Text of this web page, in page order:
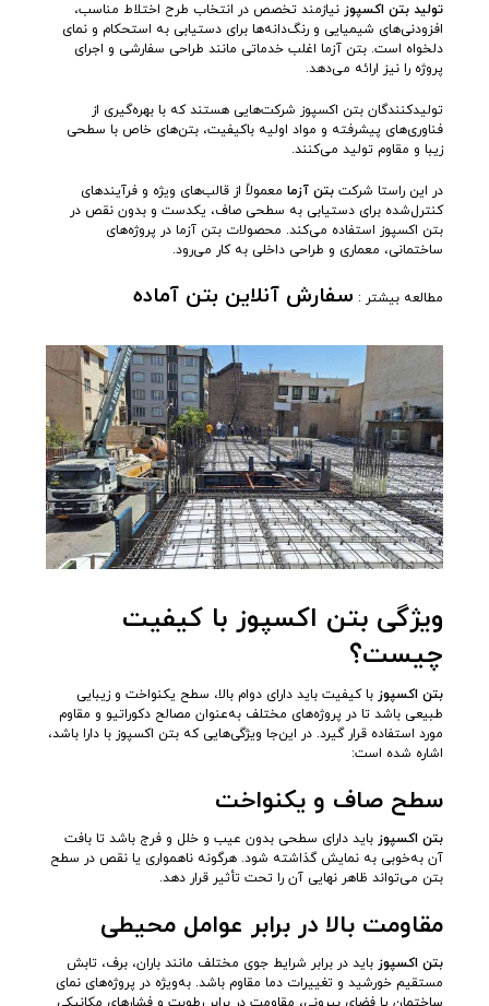
تولید بتن اکسپوز نیازمند تخصص در انتخاب طرح اختلاط مناسب،
افزودنی‌های شیمیایی و رنگ‌دانه‌ها برای دستیابی به استحکام و نمای
دلخواه است. بتن آزما اغلب خدماتی مانند طراحی سفارشی و اجرای
پروژه را نیز ارائه می‌دهد.
تولیدکنندگان بتن اکسپوز شرکت‌هایی هستند که با بهره‌گیری از
فناوری‌های پیشرفته و مواد اولیه باکیفیت، بتن‌های خاص با سطحی
زیبا و مقاوم تولید می‌کنند.
در این راستا شرکتبتن آزما معمولاً از قالب‌های ویژه و فرآیندهای
کنترل‌شده برای دستیابی به سطحی صاف، یکدست و بدون نقص در
بتن اکسپوز استفاده می‌کند. محصولات بتن آزما در پروژه‌های
ساختمانی، معماری و طراحی داخلی به کار می‌رود.
مطالعه بیشتر : سفارش آنلاین بتن آماده
ویژگی بتن اکسپوز با کیفیت
چیست؟
بتن اکسپوز با کیفیت باید دارای دوام بالا، سطح یکنواخت و زیبایی
طبیعی باشد تا در پروژه‌های مختلف به‌عنوان مصالح دکوراتیو و مقاوم
مورد استفاده قرار گیرد. در این‌جا ویژگی‌هایی که بتن اکسپوز با دارا باشد،
اشاره شده است:
سطح صاف و یکنواخت
بتن اکسپوز باید دارای سطحی بدون عیب و خلل و فرج باشد تا بافت
آن به‌خوبی به نمایش گذاشته شود. هرگونه ناهمواری یا نقص در سطح
بتن می‌تواند ظاهر نهایی آن را تحت تأثیر قرار دهد.
مقاومت بالا در برابر عوامل محیطی
بتن اکسپوز باید در برابر شرایط جوی مختلف مانند باران، برف، تابش
مستقیم خورشید و تغییرات دما مقاوم باشد. به‌ویژه در پروژه‌های نمای